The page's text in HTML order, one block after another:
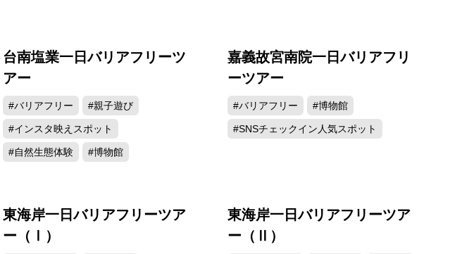
台南塩業一日バリアフリーツ
アー
#バリアフリー #親子遊び
#インスタ映えスポット
#自然生態体験 #博物館
嘉義故宮南院一日バリアフリ
ーツアー
#バリアフリー #博物館
#SNSチェックイン人気スポット
東海岸一日バリアフリーツア
ー（Ⅰ）
東海岸一日バリアフリーツア
ー（Ⅱ）